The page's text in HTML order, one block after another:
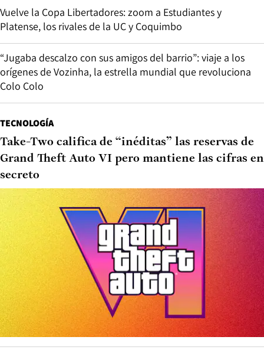
Vuelve la Copa Libertadores: zoom a Estudiantes y
Platense, los rivales de la UC y Coquimbo
“Jugaba descalzo con sus amigos del barrio”: viaje a los
orígenes de Vozinha, la estrella mundial que revoluciona
Colo Colo
TECNOLOGÍA
Take-Two califica de “inéditas” las reservas de
Grand Theft Auto VI pero mantiene las cifras en
secreto